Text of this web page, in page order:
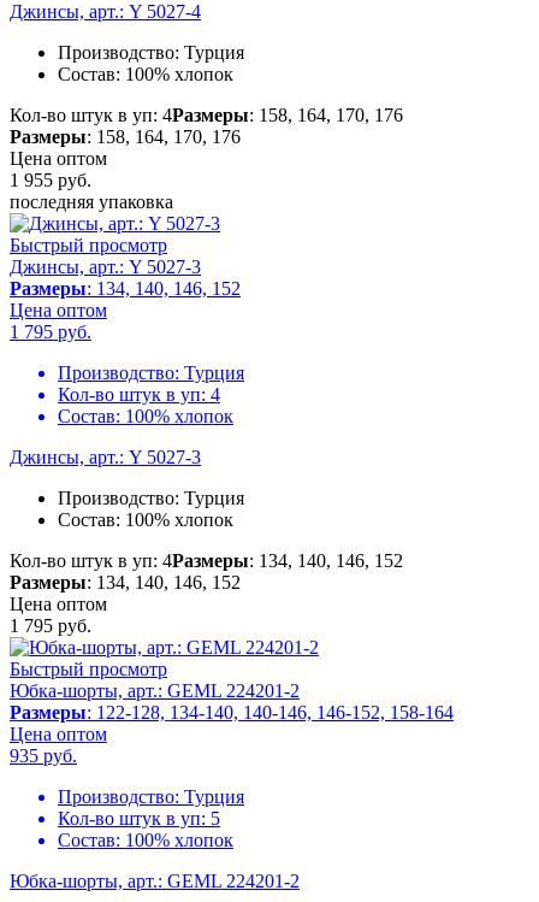
Джинсы, арт.: Y 5027-4
Производство: Турция
Состав: 100% хлопок
Кол-во штук в уп: 4Размеры: 158, 164, 170, 176
Размеры: 158, 164, 170, 176
Цена оптом
1 955 руб.
последняя упаковка
Быстрый просмотр
Джинсы, арт.: Y 5027-3
Размеры: 134, 140, 146, 152
Цена оптом
1 795 руб.
Производство: Турция
Кол-во штук в уп: 4
Состав: 100% хлопок
Джинсы, арт.: Y 5027-3
Производство: Турция
Состав: 100% хлопок
Кол-во штук в уп: 4Размеры: 134, 140, 146, 152
Размеры: 134, 140, 146, 152
Цена оптом
1 795 руб.
Быстрый просмотр
Юбка-шорты, арт.: GEML 224201-2
Размеры: 122-128, 134-140, 140-146, 146-152, 158-164
Цена оптом
935 руб.
Производство: Турция
Кол-во штук в уп: 5
Состав: 100% хлопок
Юбка-шорты, арт.: GEML 224201-2